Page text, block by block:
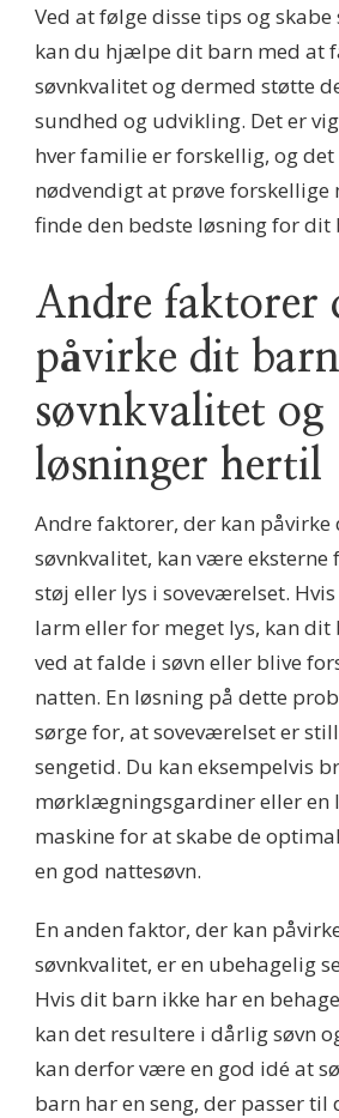
Ved at følge disse tips og skabe
kan du hjælpe dit barn med at
søvnkvalitet og dermed støtte
sundhed og udvikling. Det er
hver familie er forskellig, og
nødvendigt at prøve forskellige
finde den bedste løsning for dit
Andre faktorer
påvirke dit
søvnkvalitet og
løsninger hertil
Andre faktorer, der kan påvirke
søvnkvalitet, kan være eksterne
støj eller lys i soveværelset.
larm eller for meget lys, kan
ved at falde i søvn eller blive
natten. En løsning på dette
sørge for, at soveværelset er
sengetid. Du kan eksempelvis
mørklægningsgardiner eller
maskine for at skabe de
en god nattesøvn.
En anden faktor, der kan
søvnkvalitet, er en ubehagelig
Hvis dit barn ikke har en
kan det resultere i dårlig søvn
kan derfor være en god idé at
barn har en seng, der passer til